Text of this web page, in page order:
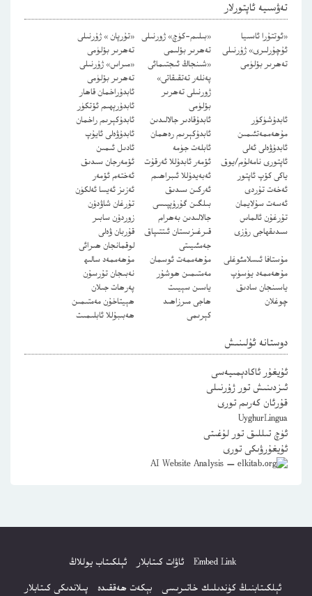
تەۋسىيە ئاپتورلار
«ئوتتۇرا ئاسىيا
ئۇچۇرلىرى» ژۇرنىلى
تەھرىر بۆلۈمى
«بىلىم-كۈچ» ژورنىلى
تەھرىر بۆلىمى
«تۇرپان » ژۇرنىلى
تەھرىر بۆلۈمى
«شىنجاڭ ئىجتىمائى
پەنلەر تەتقىقاتى»
ژورنىلى تەھرىر
بۆلۈمى
«مىراس» ژۇرنىلى
تەھرىر بۆلۈمى
ئابدۇراخمان قاھار
ئابدۇرېھىم ئۆتكۈر
ئابدۇشۈكۈر
مۇھەممەتئىمىن
ئابدۇقادىر جالالىدىن
ئابدۇكېرىم راخمان
ئابدۇكېرىم رەھمان
ئابدۇۋەلى ئايۇپ
ئابدۇۋەلى ئەلى
ئابلەت جۈمە
ئادىل ئىمىن
ئاپتورى نامەلۇم/يوق
ياكى كۆپ ئاپتور
ئۆمەر ئابدۇللا ئەرقۇت
ئۆمەرجان سىدىق
ئەبەيدۇللا ئىبراھىم
ئەختەم ئۆمەر
ئەخەت تۇردى
ئەركىن سىدىق
ئەزىز ئەيسا ئەلكۈن
ئەسەت سۇلايمان
بىلگىن گۇرۇپپىسى
تۇرغان شاۋدۇن
تۇرغۇن ئالماس
جالالىدىن بەھرام
زوردۇن سابىر
سىدىقھاجى رۇزى
قىرغىزىستان ئىتتىپاق
جەمئىيىتى
قۇربان ۋەلى
لوقمانجان ھىرائى
مۇستافا ئىسلامئوغلى
مۇھەممەت ئوسمان
مۇھەممەد سالىھ
مۇھەممەد يۈسۈپ
مەمتىمىن ھوشۇر
نەبىجان تۇرسۇن
ياسىنجان سادىق
چوغلان
ياسىن سېيىت
پەرھات جىلان
ھاجى مىرزاھىد
كېرىمى
ھېيتاخۇن مەمتىمىن
ھەبىبۇللا ئابلىمىت
دوستانە ئۇلىنىش
ئۇيغۇر ئاكادېمىيەسى
ئىزدىنىش تور ژۇرنىلى
قۇرئان كەرىم تورى
UyghurLingua
ئۈچ تىللىق تور لۇغىتى
ئۇيغۇرۋىكى تورى
Embed Link ئاۋات كىتابلار
ئېلكىتاب يوللاڭ
ئېلكىتابنىڭ كۈندىلىك خاتىرىسى
بېكەت ھەققىدە
پىلاندىكى كىتابلار